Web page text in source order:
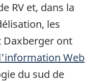
RV et, dans la
les
Daxberger ont
Web
du sud de